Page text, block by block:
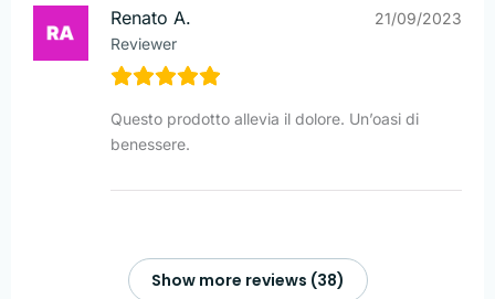
Renato A.
Reviewer
21/09/2023
Questo prodotto allevia il dolore. Un’oasi di
benessere.
Show more reviews (38)